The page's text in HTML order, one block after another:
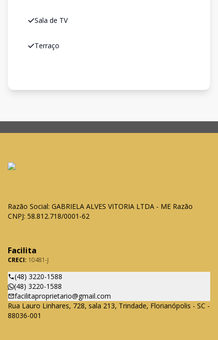
Sala de TV
Terraço
Razão Social: GABRIELA ALVES VITORIA LTDA - ME Razão
CNPJ: 58.812.718/0001-62
Facilita
CRECI: 10481-J
(48) 3220-1588
(48) 3220-1588
facilitaproprietario@gmail.com
Rua Lauro Linhares, 728, sala 213, Trindade, Florianópolis - SC -
88036-001